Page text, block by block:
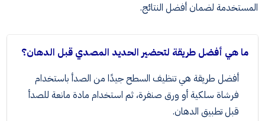
المستخدمة لضمان أفضل النتائج.
ما هي أفضل طريقة لتحضير الحديد المصدي قبل الدهان؟
أفضل طريقة هي تنظيف السطح جيدًا من الصدأ باستخدام
فرشاة سلكية أو ورق صنفرة، ثم استخدام مادة مانعة للصدأ
قبل تطبيق الدهان.